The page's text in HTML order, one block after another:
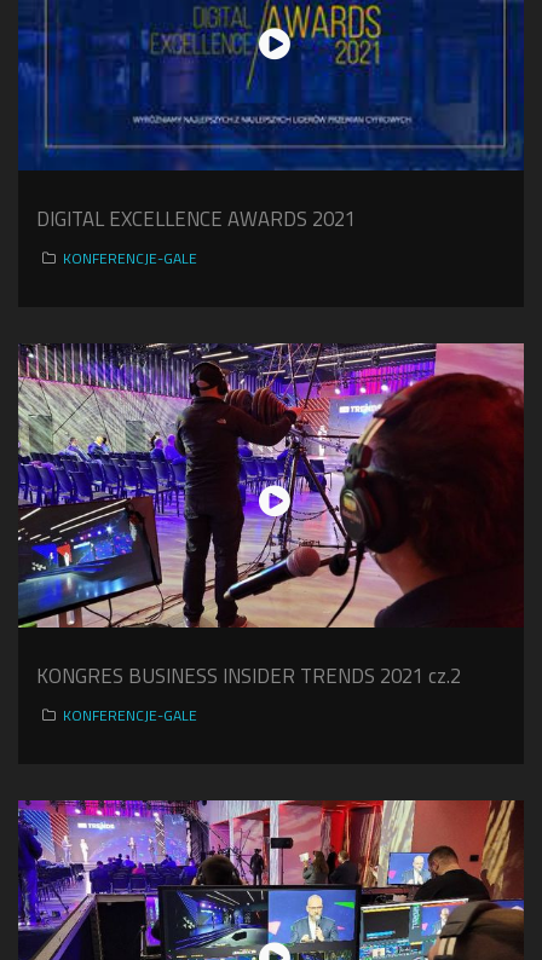
DIGITAL EXCELLENCE AWARDS 2021
KONFERENCJE-GALE
KONGRES BUSINESS INSIDER TRENDS 2021 cz.2
KONFERENCJE-GALE